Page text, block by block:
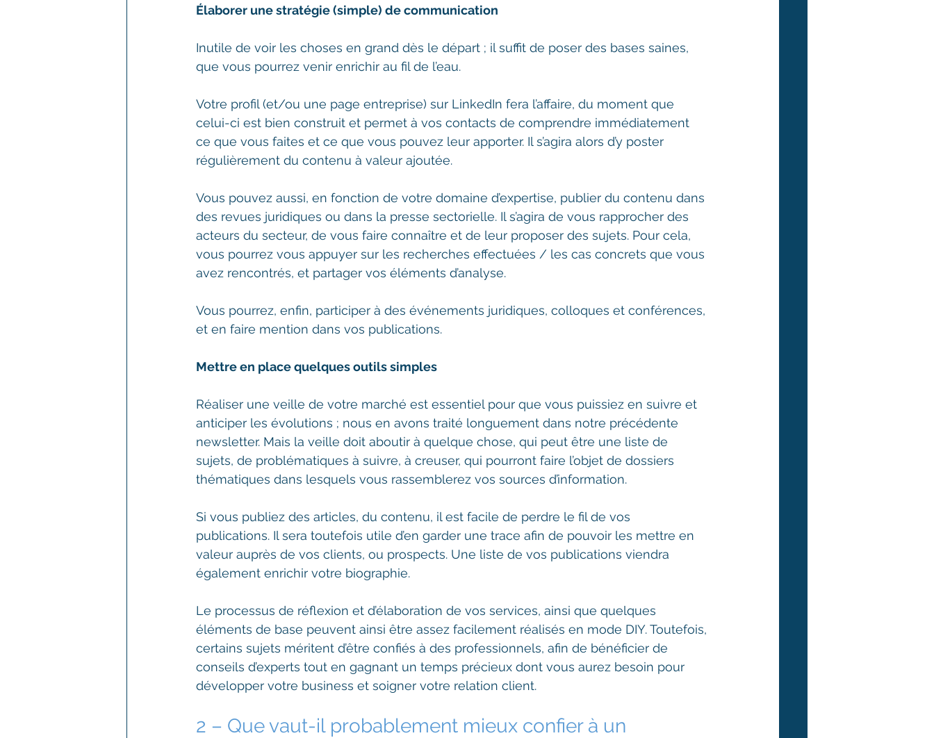
Élaborer une stratégie (simple) de communication
Inutile de voir les choses en grand dès le départ ; il suffit de poser des bases saines,
que vous pourrez venir enrichir au fil de l’eau.
Votre profil (et/ou une page entreprise) sur LinkedIn fera l’affaire, du moment que
celui-ci est bien construit et permet à vos contacts de comprendre immédiatement
ce que vous faites et ce que vous pouvez leur apporter. Il s’agira alors d’y poster
régulièrement du contenu à valeur ajoutée.
Vous pouvez aussi, en fonction de votre domaine d’expertise, publier du contenu dans
des revues juridiques ou dans la presse sectorielle. Il s’agira de vous rapprocher des
acteurs du secteur, de vous faire connaître et de leur proposer des sujets. Pour cela,
vous pourrez vous appuyer sur les recherches effectuées / les cas concrets que vous
avez rencontrés, et partager vos éléments d’analyse.
Vous pourrez, enfin, participer à des événements juridiques, colloques et conférences,
et en faire mention dans vos publications.
Mettre en place quelques outils simples
Réaliser une veille de votre marché est essentiel pour que vous puissiez en suivre et
anticiper les évolutions ; nous en avons traité longuement dans notre précédente
newsletter. Mais la veille doit aboutir à quelque chose, qui peut être une liste de
sujets, de problématiques à suivre, à creuser, qui pourront faire l’objet de dossiers
thématiques dans lesquels vous rassemblerez vos sources d’information.
Si vous publiez des articles, du contenu, il est facile de perdre le fil de vos
publications. Il sera toutefois utile d’en garder une trace afin de pouvoir les mettre en
valeur auprès de vos clients, ou prospects. Une liste de vos publications viendra
également enrichir votre biographie.
Le processus de réflexion et d’élaboration de vos services, ainsi que quelques
éléments de base peuvent ainsi être assez facilement réalisés en mode DIY. Toutefois,
certains sujets méritent d’être confiés à des professionnels, afin de bénéficier de
conseils d’experts tout en gagnant un temps précieux dont vous aurez besoin pour
développer votre business et soigner votre relation client.
2 – Que vaut-il probablement mieux confier à un